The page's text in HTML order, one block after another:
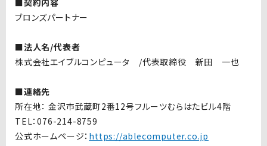
ブロンズパートナー
■法人名/代表者
株式会社エイブルコンピュータ /代表取締役 新田 一也
■連絡先
所在地： 金沢市武蔵町2番12号フルーツむらはたビル4階
TEL：076-214-8759
公式ホームページ： https://ablecomputer.co.jp